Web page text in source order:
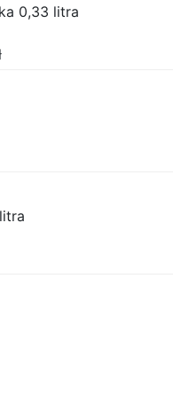
0,33 litra